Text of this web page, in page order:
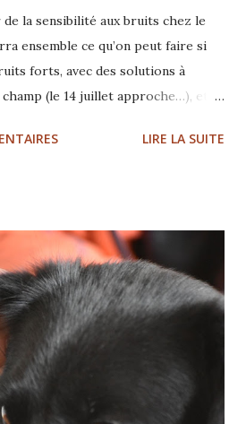
la sensibilité aux bruits chez le
ensemble ce qu’on peut faire si
forts, avec des solutions à
(le 14 juillet approche…), et
: Tellington TTouch,
Avec Gloria Filaferro -
praticienne TTouch® 1 pour
Inscription
LIRE LA SUITE